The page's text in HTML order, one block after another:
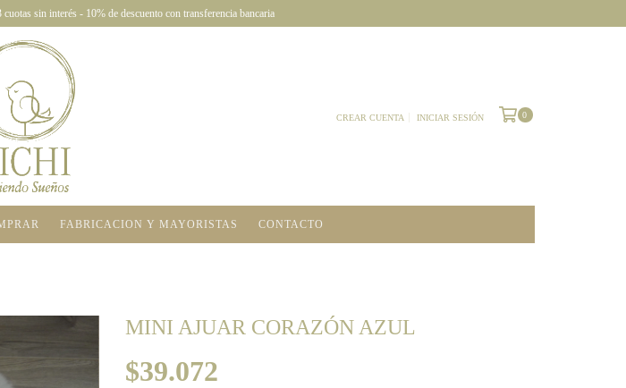
sin interés - 10% de descuento con transferencia bancaria
CREAR CUENTA INICIAR SESIÓN 0
FABRICACION Y MAYORISTAS CONTACTO
MINI AJUAR CORAZÓN AZUL
$39.072